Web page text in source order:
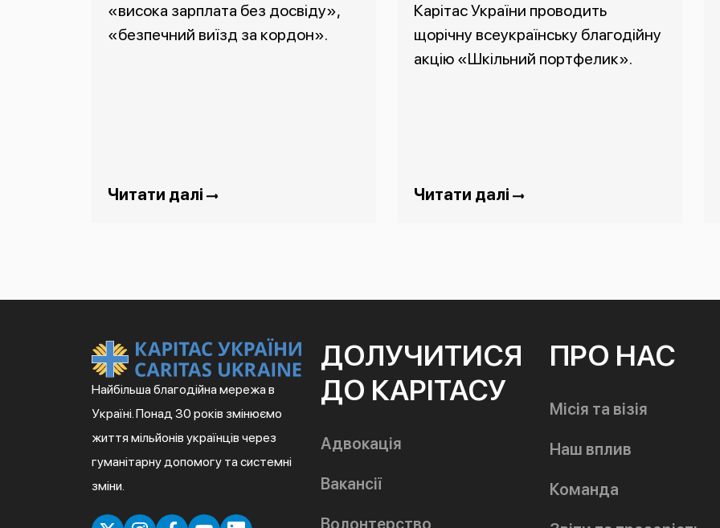
«висока зарплата без досвіду»,
«безпечний виїзд за кордон».
Читати далі
Карітас України проводить
щорічну всеукраїнську благодійну
акцію «Шкільний портфелик».
Читати далі
Найбільша благодійна мережа в
Україні. Понад 30 років змінюємо
життя мільйонів українців через
гуманітарну допомогу та системні
зміни.
ДОЛУЧИТИСЯ
ДО КАРІТАСУ
Адвокація
Вакансії
Волонтерство
ПРО НАС
Місія та візія
Наш вплив
Команда